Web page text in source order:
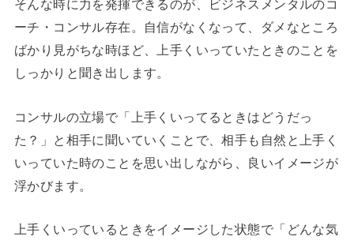
そんな時に力を発揮できるのが、ビジネスメンタルのコ
ーチ・コンサル存在。自信がなくなって、ダメなところ
ばかり見がちな時ほど、上手くいっていたときのことを
しっかりと聞き出します。
コンサルの立場で「上手くいってるときはどうだっ
た？」と相手に聞いていくことで、相手も自然と上手く
いっていた時のことを思い出しながら、良いイメージが
浮かびます。
上手くいっているときをイメージした状態で「どんな気